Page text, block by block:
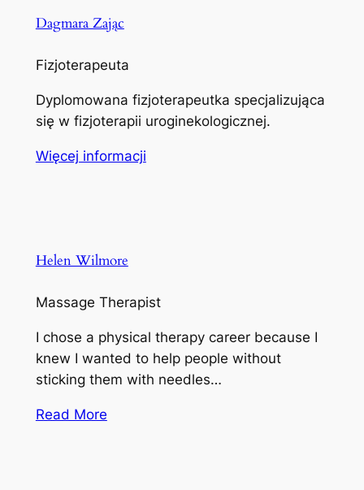
Dagmara Zając
Fizjoterapeuta
Dyplomowana fizjoterapeutka specjalizująca
się w fizjoterapii uroginekologicznej.
Więcej informacji
Helen Wilmore
Massage Therapist
I chose a physical therapy career because I
knew I wanted to help people without
sticking them with needles…
Read More